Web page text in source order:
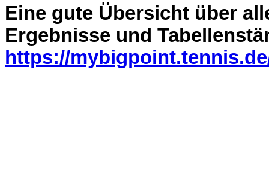
Eine gute Übersicht über
Ergebnisse und
https://